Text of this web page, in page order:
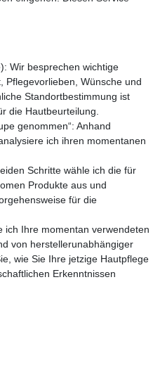
Wir besprechen wichtige
Pflegevorlieben, Wünsche und
Standortbestimmung ist
die Hautbeurteilung.
genommen“: Anhand
ich ihren momentanen
Schritte wähle ich die für
Produkte aus und
für die
ich Ihre momentan verwendeten
von herstellerunabhängiger
wie Sie Ihre jetzige Hautpflege
Erkenntnissen